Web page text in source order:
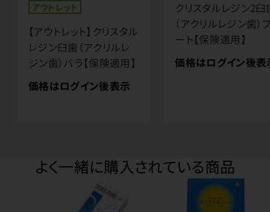
アウトレット
【アウトレット】クリスタル
レジン臼歯（アクリルレ
ジン歯）バラ【保険適用】
価格はログイン後表示
クリスタルレジン2臼
（アクリルレジン歯）
ート【保険適用】
価格はログイン後表
よく一緒に購入されている商品